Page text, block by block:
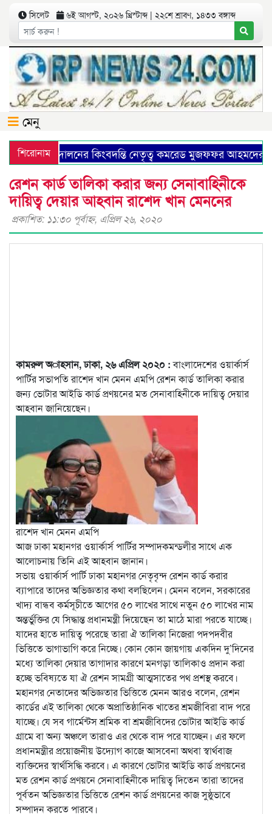
সিলেট ৬ই আগস্ট, ২০২৬ খ্রিস্টাব্দ | ২২শে শ্রাবণ, ১৪৩৩ বঙ্গাব্দ
মেনু
শিরোনামআন্দোলনের কিংবদন্তি নেতৃত্ব কমরেড মুজফ্ফর আহমদের
রেশন কার্ড তালিকা করার জন্য সেনাবাহিনীকে
দায়িত্ব দেয়ার আহবান রাশেদ খান মেননের
প্রকাশিত: ১১:৩০ পূর্বাহ্ণ, এপ্রিল ২৬, ২০২০
কামরুল অাহসান, ঢাকা, ২৬ এপ্রিল ২০২০ :বাংলাদেশের ওয়ার্কার্স
পার্টির সভাপতি রাশেদ খান মেনন এমপি রেশন কার্ড তালিকা করার
জন্য ভোটার আইডি কার্ড প্রণয়নের মত সেনাবাহিনীকে দায়িত্ব দেয়ার
আহবান জানিয়েছেন।
রাশেদ খান মেনন এমপি
আজ ঢাকা মহানগর ওয়ার্কার্স পার্টির সম্পাদকমন্ডলীর সাথে এক
আলোচনায় তিনি এই আহবান জানান।
সভায় ওয়ার্কার্স পার্টি ঢাকা মহানগর নেতৃবৃন্দ রেশন কার্ড করার
ব্যাপারে তাদের অভিজ্ঞতার কথা বলছিলেন। মেনন বলেন, সরকারের
খাদ্য বান্ধব কর্মসূচীতে আগের ৫০ লাখের সাথে নতুন ৫০ লাখের নাম
অন্তর্ভুক্তির যে সিদ্ধান্ত প্রধানমন্ত্রী দিয়েছেন তা মাঠে মারা পরতে যাচ্ছে।
যাদের হাতে দায়িত্ব পরেছে তারা ঐ তালিকা নিজেরা পদপদবীর
ভিত্তিতে ভাগাভাগি করে নিচ্ছে। কোন কোন জায়গায় একদিন দু’দিনের
মধ্যে তালিকা দেয়ার তাগাদার কারণে মনগড়া তালিকাও প্রদান করা
হচ্ছে ভবিষ্যতে যা ঐ রেশন সামগ্রী আত্মসাতের পথ প্রশস্থ করবে।
মহানগর নেতাদের অভিজ্ঞতার ভিত্তিতে মেনন আরও বলেন, রেশন
কার্ডের এই তালিকা থেকে অপ্রাতিষ্ঠানিক খাতের শ্রমজীবিরা বাদ পরে
যাচ্ছে। যে সব গার্মেন্টস শ্রমিক বা শ্রমজীবিদের ভোটার আইডি কার্ড
গ্রামে বা অন্য অঞ্চলে তারাও এর থেকে বাদ পরে যাচ্ছেন। এর ফলে
প্রধানমন্ত্রীর প্রয়োজনীয় উদ্যোগ কাজে আসবেনা অথবা স্বার্থবাজ
ব্যক্তিদের স্বার্থসিদ্ধি করবে। এ কারণে ভোটার আইডি কার্ড প্রণয়নের
মত রেশন কার্ড প্রণয়নে সেনাবাহিনীকে দায়িত্ব দিতেন তারা তাদের
পূর্বতন অভিজ্ঞতার ভিত্তিতে রেশন কার্ড প্রণয়নের কাজ সুষ্ঠুভাবে
সম্পাদন করতে পারবে।